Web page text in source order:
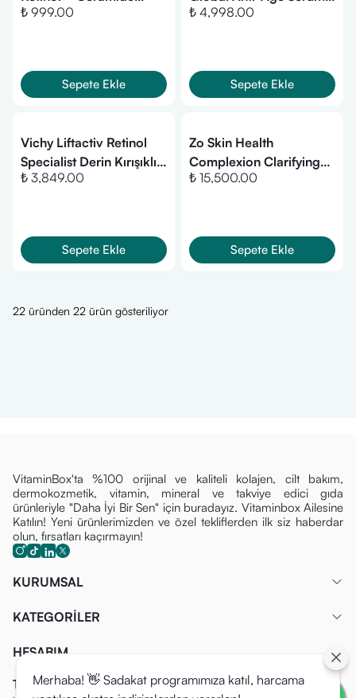
Rejuvenating Retinol
₺ 999.00
Sepete Ekle
30 ml
₺ 4,998.00
Sepete Ekle
Vichy Liftactiv Retinol
Specialist Derin Kırışıklık
Karşıtı Serum 30 ml
₺ 3,849.00
Sepete Ekle
Zo Skin Health
Complexion Clarifying
Serum 50 ml
₺ 15,500.00
Sepete Ekle
22 üründen 22 ürün gösteriliyor
VitaminBox'ta %100 orijinal ve kaliteli kolajen, cilt bakım,
dermokozmetik, vitamin, mineral ve takviye edici gıda
ürünleriyle "Daha İyi Bir Sen" için buradayız. Vitaminbox Ailesine
Katılın! Yeni ürünlerimizden ve özel tekliflerden ilk siz haberdar
olun, fırsatları kaçırmayın!
KURUMSAL
KATEGORİLER
HESABIM
Tüm Fırsatlardan İlk Siz Haberdar Olun!
Merhaba! 👋 Sadakat programımıza katıl, harcama